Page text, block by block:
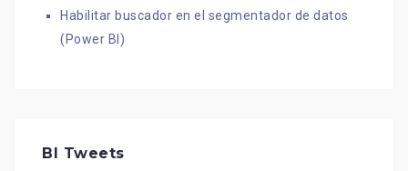
Habilitar buscador en el segmentador de datos
(Power BI)
BI Tweets